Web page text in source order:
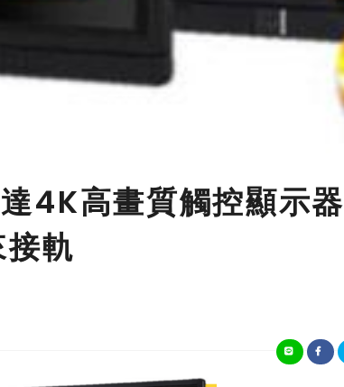
4K高畫質觸控顯示器
軌